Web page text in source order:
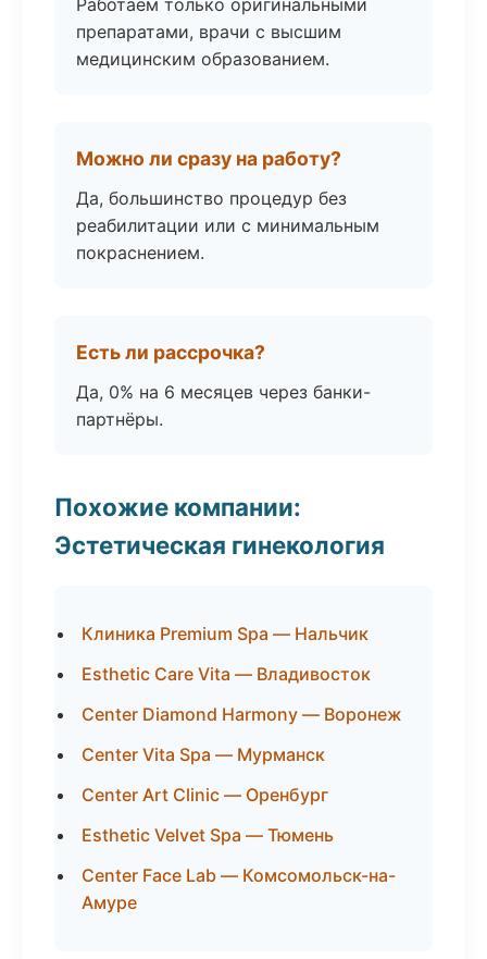
Работаем только оригинальными
препаратами, врачи с высшим
медицинским образованием.
Можно ли сразу на работу?
Да, большинство процедур без
реабилитации или с минимальным
покраснением.
Есть ли рассрочка?
Да, 0% на 6 месяцев через банки-
партнёры.
Похожие компании:
Эстетическая гинекология
Клиника Premium Spa — Нальчик
Esthetic Care Vita — Владивосток
Center Diamond Harmony — Воронеж
Center Vita Spa — Мурманск
Center Art Clinic — Оренбург
Esthetic Velvet Spa — Тюмень
Center Face Lab — Комсомольск-на-
Амуре